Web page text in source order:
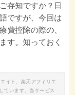
存知ですか？日
ですが、今回は
費控除の際の、
す。知っておく
イト、楽天アフィリエ
ています。当サービス